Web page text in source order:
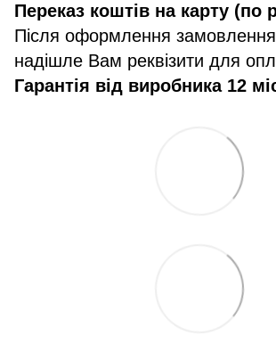
Переказ коштів на карту (по
Після оформлення
надішле Вам реквізити для
Гарантія від виробника 12